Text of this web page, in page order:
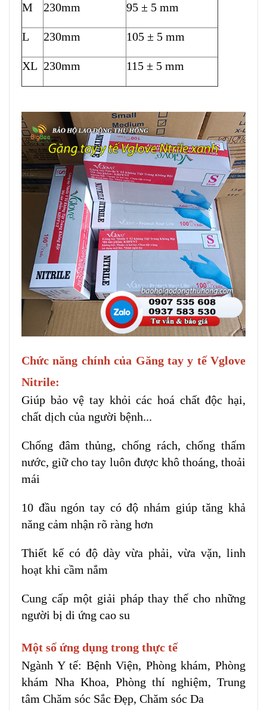
M 230mm 95 ± 5 mm
L 230mm 105 ± 5 mm
XL 230mm 115 ± 5 mm
Chức năng chính của Găng tay y tế Vglove
Nitrile:
Giúp bảo vệ tay khỏi các hoá chất độc hại,
chất dịch của người bệnh...
Chống đâm thủng, chống rách, chống thấm
nước, giữ cho tay luôn được khô thoáng, thoải
mái
10 đầu ngón tay có độ nhám giúp tăng khả
năng cảm nhận rõ ràng hơn
Thiết kế có độ dày vừa phải, vừa vặn, linh
hoạt khi cầm nắm
Cung cấp một giải pháp thay thế cho những
người bị di ứng cao su
Một số ứng dụng trong thực tế
Ngành Y tế: Bệnh Viện, Phòng khám, Phòng
khám Nha Khoa, Phòng thí nghiệm, Trung
tâm Chăm sóc Sắc Đẹp, Chăm sóc Da